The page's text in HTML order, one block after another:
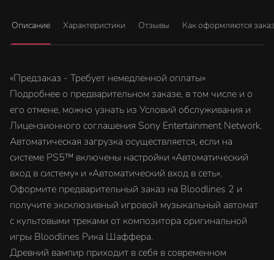
Описание Характеристики Отзывы Как оформляются
«Предзаказ - Требует немедленной оплаты»
Подробнее о предварительном заказе, в том числе и о
его отмене, можно узнать из Условий обслуживания и
Лицензионного соглашения Sony Entertainment Network.
Автоматическая загрузка осуществляется, если на
системе PS5™ включены настройки «Автоматический
вход в систему» и «Автоматический вход в сеть».
Оформите предварительный заказ на Bloodlines 2 и
получите эксклюзивный игровой музыкальный автомат
с культовыми треками от композитора оригинальной
игры Bloodlines Рика Шаффера.
Древний вампир приходит в себя в современном